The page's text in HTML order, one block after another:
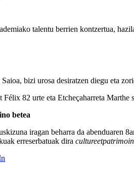
talentu berrien kontzertua,
bizi urosa desiratzen diegu eta
82 urte eta Etcheçaharreta
betea
iragan beharra da abenduaren
erreserbatuak dira